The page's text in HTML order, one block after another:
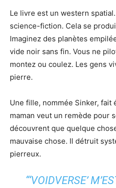
Le livre est un western
science-fiction. Cela se
Imaginez des planètes
vide noir sans fin. Vous ne
montez ou coulez. Les gens
pierre.
Une fille, nommée Sinker, fait
maman veut un remède pour
découvrent que quelque
mauvaise chose. Il détruit
pierreux.
“‘VOIDVERSE’